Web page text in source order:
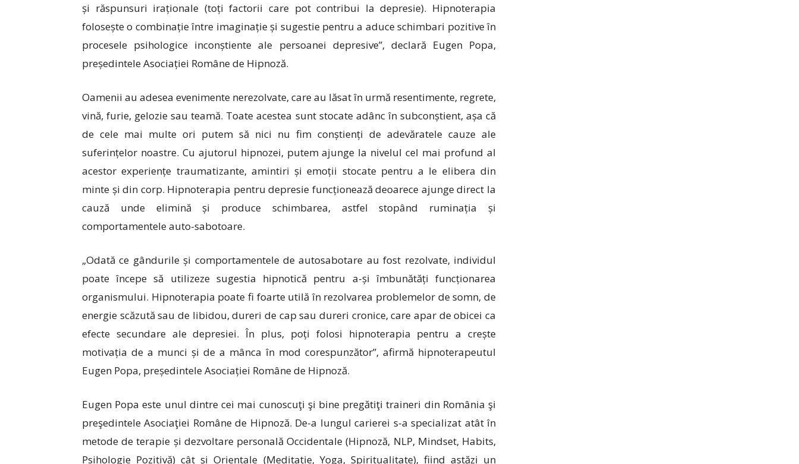
și răspunsuri iraționale (toți factorii care pot contribui la depresie). Hipnoterapia
folosește o combinație între imaginație și sugestie pentru a aduce schimbari pozitive în
procesele psihologice inconștiente ale persoanei depresive”, declară Eugen Popa,
președintele Asociației Române de Hipnoză.
Oamenii au adesea evenimente nerezolvate, care au lăsat în urmă resentimente, regrete,
vină, furie, gelozie sau teamă. Toate acestea sunt stocate adânc în subconștient, așa că
de cele mai multe ori putem să nici nu fim conștienți de adevăratele cauze ale
suferințelor noastre. Cu ajutorul hipnozei, putem ajunge la nivelul cel mai profund al
acestor experiențe traumatizante, amintiri și emoții stocate pentru a le elibera din
minte și din corp. Hipnoterapia pentru depresie funcționează deoarece ajunge direct la
cauză unde elimină și produce schimbarea, astfel stopând ruminația și
comportamentele auto-sabotoare.
„Odată ce gândurile și comportamentele de autosabotare au fost rezolvate, individul
poate începe să utilizeze sugestia hipnotică pentru a-și îmbunătăți funcționarea
organismului. Hipnoterapia poate fi foarte utilă în rezolvarea problemelor de somn, de
energie scăzută sau de libidou, dureri de cap sau dureri cronice, care apar de obicei ca
efecte secundare ale depresiei. În plus, poți folosi hipnoterapia pentru a crește
motivația de a munci și de a mânca în mod corespunzător”, afirmă hipnoterapeutul
Eugen Popa, președintele Asociației Române de Hipnoză.
Eugen Popa este unul dintre cei mai cunoscuţi şi bine pregătiţi traineri din România şi
preşedintele Asociaţiei Române de Hipnoză. De-a lungul carierei s-a specializat atât în
metode de terapie și dezvoltare personală Occidentale (Hipnoză, NLP, Mindset, Habits,
Psihologie Pozitivă) cât și Orientale (Meditație, Yoga, Spiritualitate), fiind astăzi un